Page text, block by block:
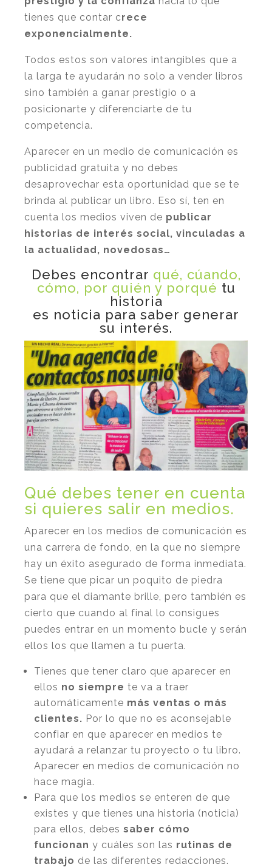
tienes que contar crece
exponencialmente.
Todos estos son valores intangibles que a
la larga te ayudarán no solo a vender libros
sino también a ganar prestigio o a
posicionarte y diferenciarte de tu
competencia.
Aparecer en un medio de comunicación es
publicidad gratuita y no debes
desaprovechar esta oportunidad que se te
brinda al publicar un libro. Eso sí, ten en
cuenta los medios viven de publicar
historias de interés social, vinculadas a
la actualidad, novedosas…
Debes encontrar qué, cúando,
cómo, por quién y porqué tu
historia
es noticia para saber generar
su interés.
Qué debes tener en cuenta
si quieres salir en medios.
Aparecer en los medios de comunicación es
una carrera de fondo, en la que no siempre
hay un éxito asegurado de forma inmediata.
Se tiene que picar un poquito de piedra
para que el diamante brille, pero también es
cierto que cuando al final lo consigues
puedes entrar en un momento bucle y serán
ellos los que llamen a tu puerta.
Tienes que tener claro que aparecer en
ellos no siempre te va a traer
automáticamente más ventas o más
clientes. Por lo que no es aconsejable
confiar en que aparecer en medios te
ayudará a relanzar tu proyecto o tu libro.
Aparecer en medios de comunicación no
hace magia.
Para que los medios se enteren de que
existes y que tienes una historia (noticia)
para ellos, debes saber cómo
funcionan y cuáles son las rutinas de
trabajo de las diferentes redacciones.